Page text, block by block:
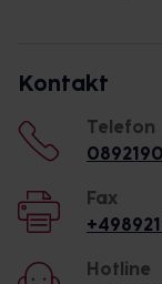
Kontakt
Telefon
Fax
Hotline